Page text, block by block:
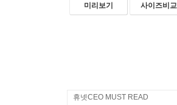
미리보기 사이즈비교
휴넷CEO MUST READ